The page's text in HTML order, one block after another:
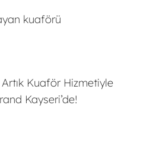
kuaförü
Kuaför Hizmetiyle
Kayseri’de!